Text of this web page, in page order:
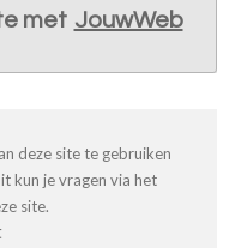
met JouwWeb
deze site te gebruiken
kun je vragen via het
site.